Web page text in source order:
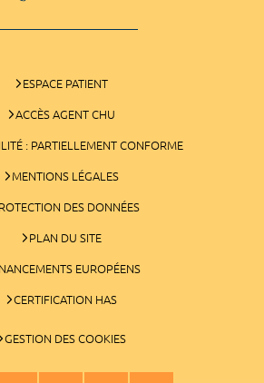
ESPACE PATIENT
ACCÈS AGENT CHU
: PARTIELLEMENT CONFORME
MENTIONS LÉGALES
DES DONNÉES
PLAN DU SITE
EUROPÉENS
CERTIFICATION HAS
GESTION DES COOKIES